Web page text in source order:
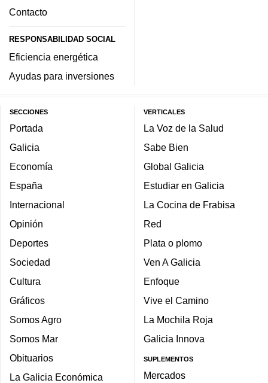
Contacto
RESPONSABILIDAD SOCIAL
Eficiencia energética
Ayudas para inversiones
SECCIONES
Portada
Galicia
Economía
España
Internacional
Opinión
Deportes
Sociedad
Cultura
Gráficos
Somos Agro
Somos Mar
Obituarios
La Galicia Económica
VERTICALES
La Voz de la Salud
Sabe Bien
Global Galicia
Estudiar en Galicia
La Cocina de Frabisa
Red
Plata o plomo
Ven A Galicia
Enfoque
Vive el Camino
La Mochila Roja
Galicia Innova
SUPLEMENTOS
Mercados